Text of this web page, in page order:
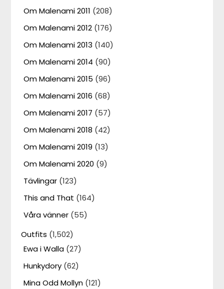
Om Malenami 2011 (208)
Om Malenami 2012 (176)
Om Malenami 2013 (140)
Om Malenami 2014 (90)
Om Malenami 2015 (96)
Om Malenami 2016 (68)
Om Malenami 2017 (57)
Om Malenami 2018 (42)
Om Malenami 2019 (13)
Om Malenami 2020 (9)
Tävlingar (123)
This and That (164)
Våra vänner (55)
Outfits (1,502)
Ewa i Walla (27)
Hunkydory (62)
Mina Odd Mollyn (121)